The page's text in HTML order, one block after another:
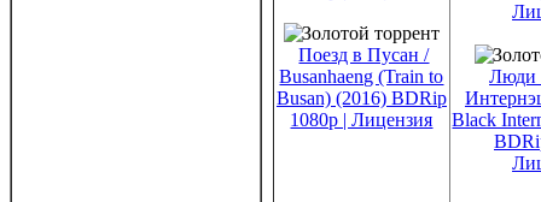
Поезд в Пусан /
Busanhaeng (Train to
Busan) (2016) BDRip
1080p | Лицензия
Люди
Black